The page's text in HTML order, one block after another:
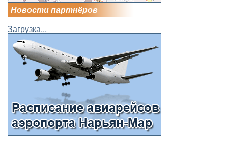
Новости партнёров
Загрузка...